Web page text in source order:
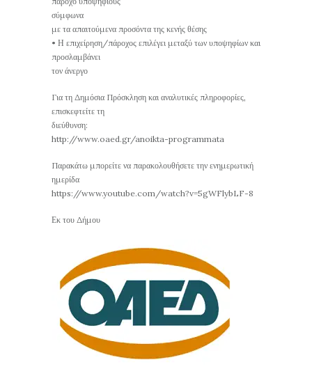
σύμφωνα
με τα απαιτούμενα προσόντα της κενής θέσης
• Η επιχείρηση/πάροχος επιλέγει μεταξύ των υποψηφίων και
προσλαμβάνει
τον άνεργο
Για τη Δημόσια Πρόσκληση και αναλυτικές πληροφορίες,
επισκεφτείτε τη
διεύθυνση:
http://www.oaed.gr/anoikta-programmata
Παρακάτω μπορείτε να παρακολουθήσετε την ενημερωτική
ημερίδα
https://www.youtube.com/watch?v=5gWFlybLF-8
Εκ του Δήμου